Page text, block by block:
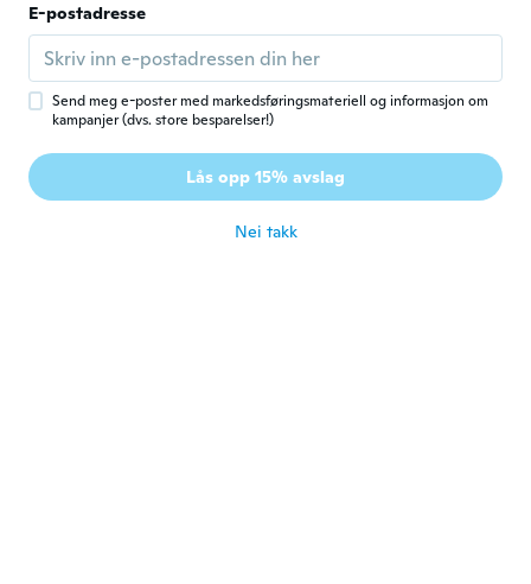
E Eliana
Ble med i 2019 · 175 omtaler · 316 opplastinger
Molto carino
Belén
Ble med i 2015 · 8 omtaler · 1 opplastinger
E-postadresse
Send meg e-poster med markedsføringsmateriell og informasjon om
kampanjer (dvs. store besparelser!)
Lås opp 15% avslag
Nei takk